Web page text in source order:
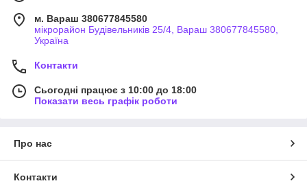
м. Вараш 380677845580
мікрорайон Будівельників 25/4, Вараш 380677845580,
Україна
Контакти
Сьогодні працює з 10:00 до 18:00
Показати весь графік роботи
Про нас
Контакти